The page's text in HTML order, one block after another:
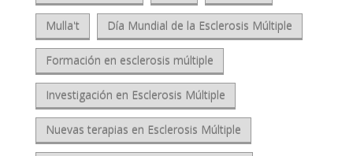
Mulla't Día Mundial de la Esclerosis Múltiple
Formación en esclerosis múltiple
Investigación en Esclerosis Múltiple
Nuevas terapias en Esclerosis Múltiple